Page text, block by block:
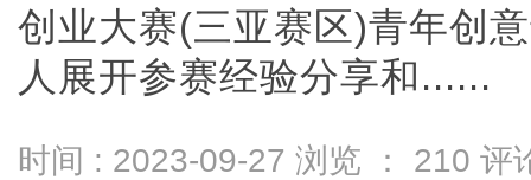
创业大赛(三亚赛区)青年创
人展开参赛经验分享和......
时间 : 2023-09-27 浏览 ： 210 评